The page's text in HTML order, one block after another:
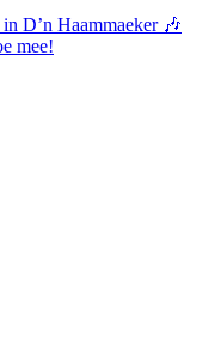
D’n Haammaeker 🎶
mee!